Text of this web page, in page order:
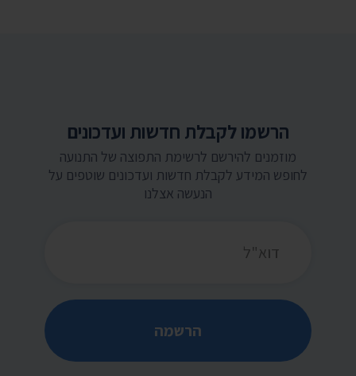
הרשמו לקבלת חדשות ועדכונים
מוזמנים להירשם לרשימת התפוצה של התנועה
לחופש המידע לקבלת חדשות ועדכונים שוטפים על
הנעשה אצלנו
הרשמה